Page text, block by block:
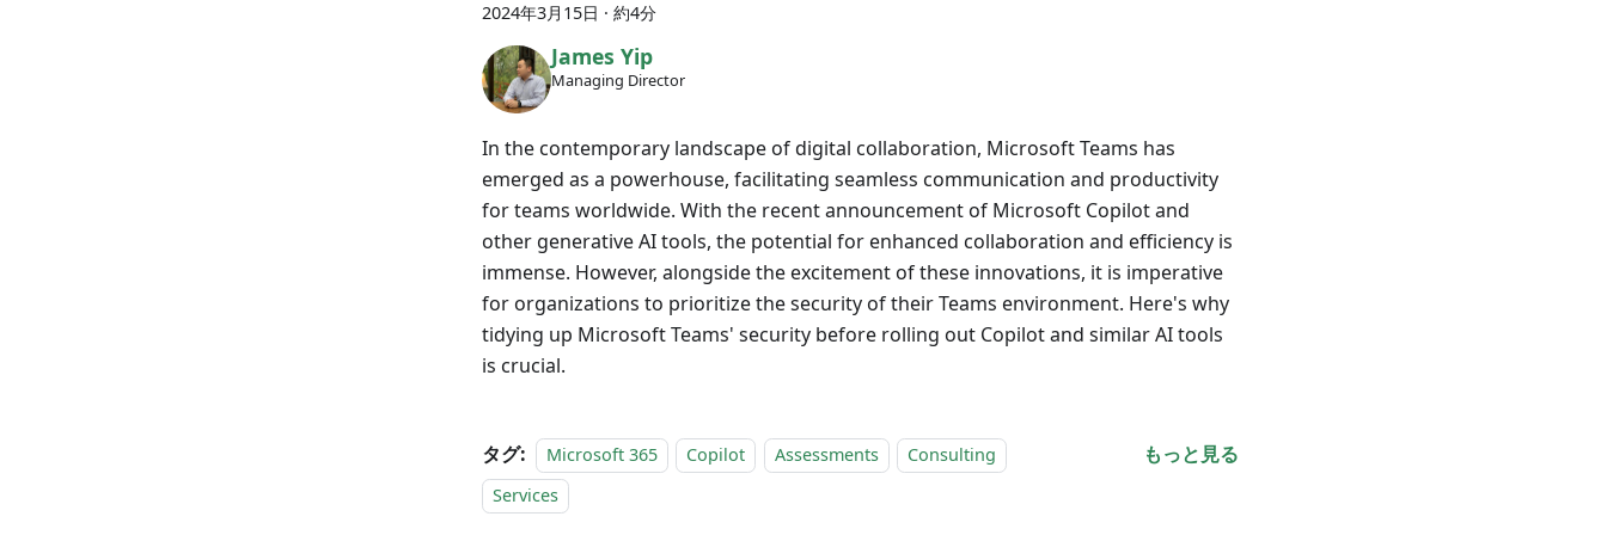
2024年3月15日 · 約4分
James Yip
Managing Director
In the contemporary landscape of digital collaboration, Microsoft Teams has
emerged as a powerhouse, facilitating seamless communication and productivity
for teams worldwide. With the recent announcement of Microsoft Copilot and
other generative AI tools, the potential for enhanced collaboration and efficiency is
immense. However, alongside the excitement of these innovations, it is imperative
for organizations to prioritize the security of their Teams environment. Here's why
tidying up Microsoft Teams' security before rolling out Copilot and similar AI tools
is crucial.
タグ: Microsoft 365 Copilot Assessments
Consulting
Services
もっと見る